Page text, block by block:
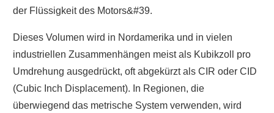
der Flüssigkeit des Motors&#39.
Dieses Volumen wird in Nordamerika und in vielen
industriellen Zusammenhängen meist als Kubikzoll pro
Umdrehung ausgedrückt, oft abgekürzt als CIR oder CID
(Cubic Inch Displacement). In Regionen, die
überwiegend das metrische System verwenden, wird